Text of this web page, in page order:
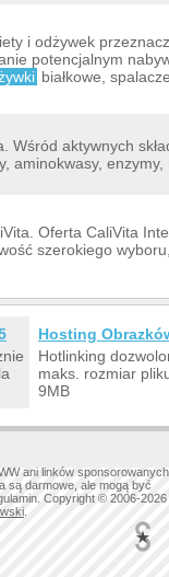
i odżywek
potencjalnym
białkowe,
Wśród aktywnych
aminokwasy,
Oferta CaliVita
szerokiego
Hosting
Hotlinking
maks. rozmiar
9MB
ani linków sponsorowanych
są darmowe, ale mogą być
Copyright © 2006-2026